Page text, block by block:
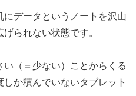
データというノートを沢山
られない状態です。
（＝少ない）ことからくる
か積んでいないタブレット